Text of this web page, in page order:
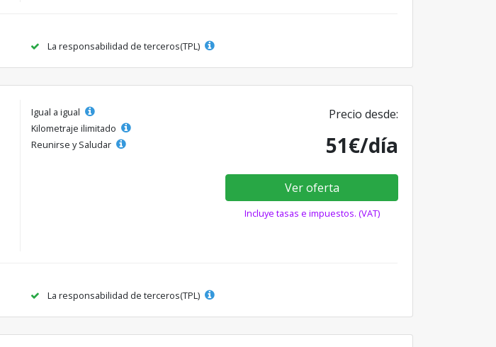
La responsabilidad de terceros(TPL)
Igual a igual
Kilometraje ilimitado
Reunirse y Saludar
Precio desde:
51€/día
Ver oferta
Incluye tasas e impuestos. (VAT)
La responsabilidad de terceros(TPL)